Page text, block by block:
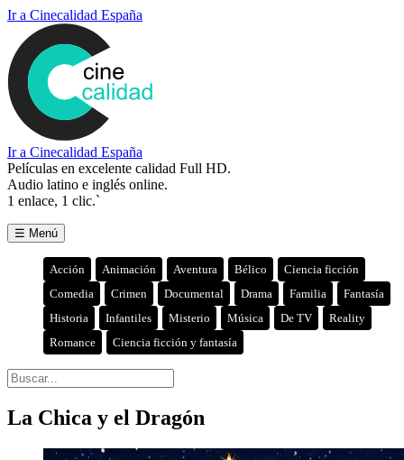
Ir a Cinecalidad España
Ir a Cinecalidad España
Películas en excelente calidad Full HD.
Audio latino e inglés online.
1 enlace, 1 clic.`
☰ Menú
Acción Animación Aventura Bélico
Ciencia ficción
Comedia
Crimen Documental Drama Familia
Fantasía
Historia
Infantiles Misterio Música De TV
Reality
Romance
Ciencia ficción y fantasía
La Chica y el Dragón